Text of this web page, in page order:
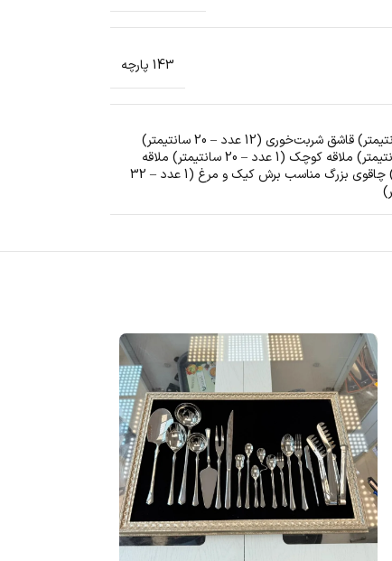
143 پارچه
قاشق غذاخوری (30 عدد – 30 سانتیمتر) چنگال غذاخوری (30 عدد – 30 سانتیمتر) کارد میوه‌خوری (12 عدد – 18 سانتیمتر) چنگال کیک (12 عدد – 18 سانتیمتر) قاشق شربت‌خوری (12 عدد – 20 سانتیمتر)
قاشق مرباخوری (12 عدد – 14 سانتیمتر) قاشق چای‌خوری (12 عدد – 12 سانتیمتر) قاشق بستنی‌خوری (6 عدد – 14 سانتیمتر) کفگیر بزرگ (4 عدد – 30 سانتیمتر) ملاقه کوچک (1 عدد – 20 سانتیمتر) ملاقه
بزرگ (2 عدد – 30 سانتیمتر) قاشق عسل‌خوری (2 عدد – 18 سانتیمتر) قاشق بزرگ خورش (2 عدد – 24 سانتیمتر) قاشق سس‌خوری (1 عدد – 16 سانتیمتر) چاقوی بزرگ مناسب برش کیک و مرغ (1 عدد – 32